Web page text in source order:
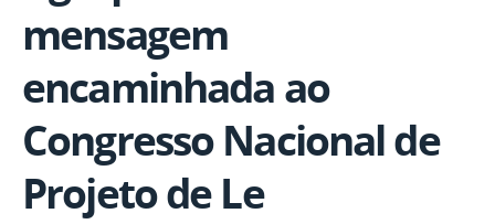
mensagem
encaminhada ao
Congresso Nacional de
Projeto de Le